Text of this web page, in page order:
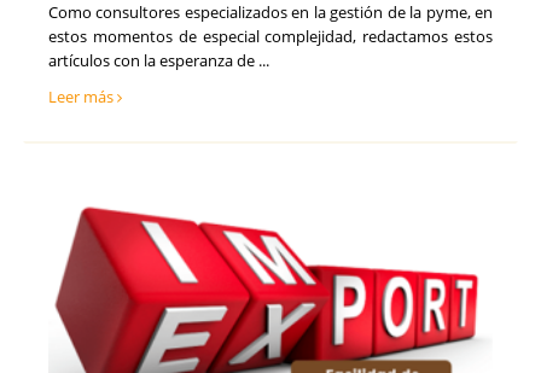
Como consultores especializados en la gestión de la pyme, en
estos momentos de especial complejidad, redactamos estos
artículos con la esperanza de ...
Leer más